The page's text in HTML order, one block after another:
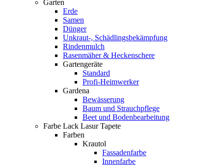
Garten
Erde
Samen
Dünger
Unkraut-, Schädlingsbekämpfung
Rindenmulch
Rasenmäher & Heckenschere
Gartengeräte
Standard
Profi-Heimwerker
Gardena
Bewässerung
Baum und Strauchpflege
Beet und Bodenbearbeitung
Farbe Lack Lasur Tapete
Farben
Krautol
Fassadenfarbe
Innenfarbe